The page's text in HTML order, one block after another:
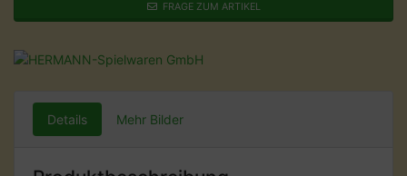
FRAGE ZUM ARTIKEL
Details Mehr Bilder